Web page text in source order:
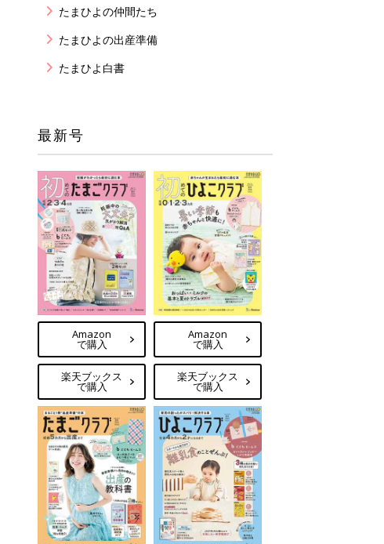
たまひよの仲間たち
たまひよの出産準備
たまひよ白書
最新号
Amazon
で購入
楽天ブックス
で購入
Amazon
で購入
楽天ブックス
で購入